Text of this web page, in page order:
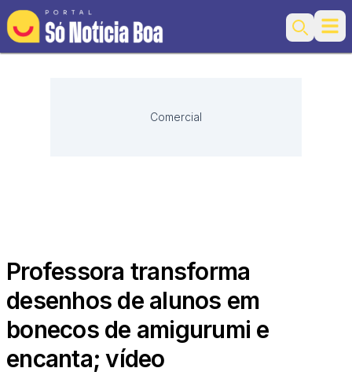
Search
Comercial
Professora transforma
desenhos de alunos em
bonecos de amigurumi e
encanta; vídeo